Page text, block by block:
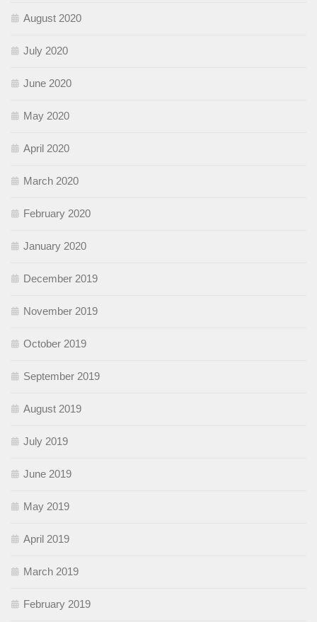
August 2020
July 2020
June 2020
May 2020
April 2020
March 2020
February 2020
January 2020
December 2019
November 2019
October 2019
September 2019
August 2019
July 2019
June 2019
May 2019
April 2019
March 2019
February 2019